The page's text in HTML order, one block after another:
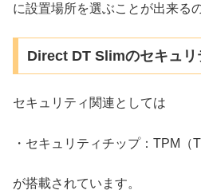
に設置場所を選ぶことが出来る
Direct DT Slimのセキュリ
セキュリティ関連としては
・セキュリティチップ：TPM（
が搭載されています。